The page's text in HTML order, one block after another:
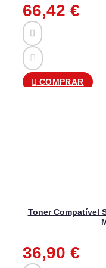
66,42 €
COMPRAR
Toner Compatível
36,90 €